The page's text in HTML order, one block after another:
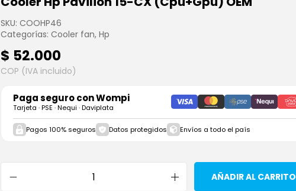
SKU: COOHP46
Categorías: Cooler fan, Hp
$ 52.000
COP (IVA incluido)
Paga seguro conWompi
Tarjeta · PSE · Nequi · Daviplata
Pagos 100% seguros Datos protegidos Envíos a todo el país
AÑADIR AL CARRITO